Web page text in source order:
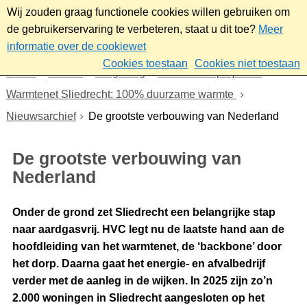
Wij zouden graag functionele cookies willen gebruiken om
de gebruikerservaring te verbeteren, staat u dit toe? Meer
informatie over de cookiewet
Cookies toestaan
Cookies niet toestaan
Omgeving
Plannen en projecten
Warmtenet Sliedrecht: 100% duurzame warmte
Nieuwsarchief
De grootste verbouwing van Nederland
De grootste verbouwing van
Nederland
Onder de grond zet Sliedrecht een belangrijke stap
naar aardgasvrij. HVC legt nu de laatste hand aan de
hoofdleiding van het warmtenet, de ‘backbone’ door
het dorp. Daarna gaat het energie- en afvalbedrijf
verder met de aanleg in de wijken. In 2025 zijn zo’n
2.000 woningen in Sliedrecht aangesloten op het